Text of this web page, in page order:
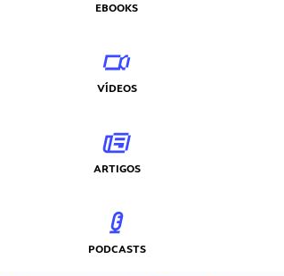
EBOOKS
VÍDEOS
ARTIGOS
PODCASTS